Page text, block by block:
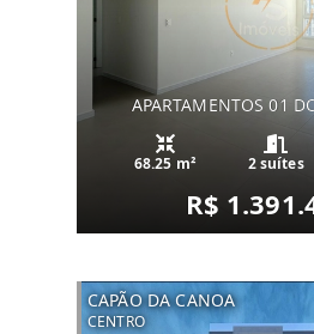
APARTAMENTOS 01
68.25 m² 2 suítes
R$
CAPÃO DA CANOA
CENTRO